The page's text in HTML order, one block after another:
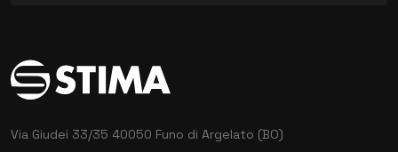
Via Giudei 33/35 40050 Funo di Argelato (BO)